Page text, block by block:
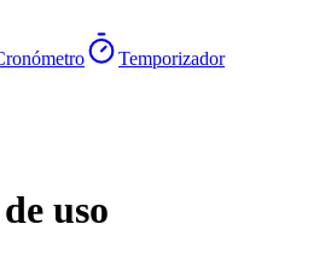
Temporizador
uso